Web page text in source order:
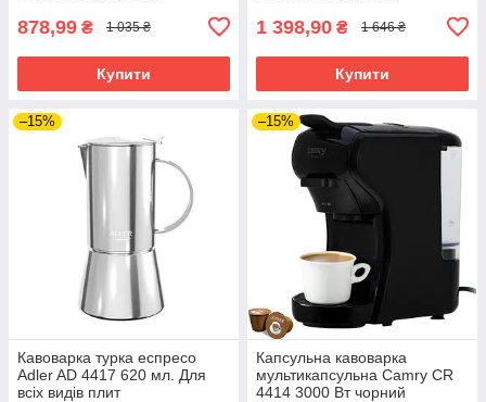
878,99 ₴ 1 035 ₴
Купити
1 398,90 ₴ 1 646 ₴
Купити
–15%
Кавоварка турка еспресо
Adler AD 4417 620 мл. Для
всіх видів плит
–15%
Капсульна кавоварка
мультикапсульна Camry CR
4414 3000 Вт чорний